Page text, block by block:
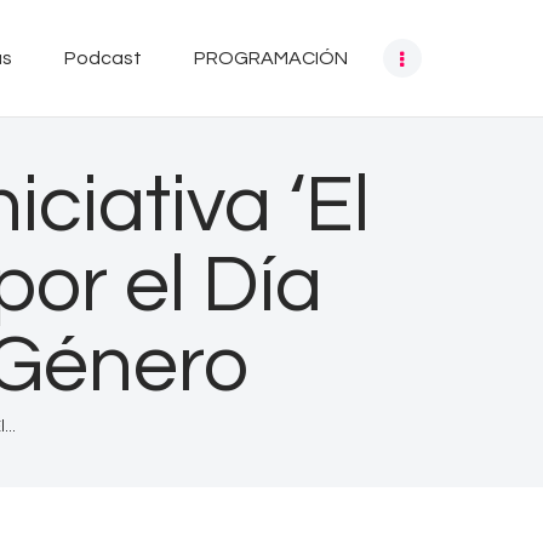
Podcast PROGRAMACIÓN
‘El
el Día